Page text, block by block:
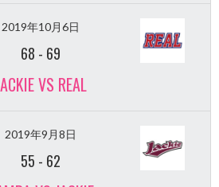
2019年10月6日
68 - 69
VS REAL
2019年9月8日
55 - 62